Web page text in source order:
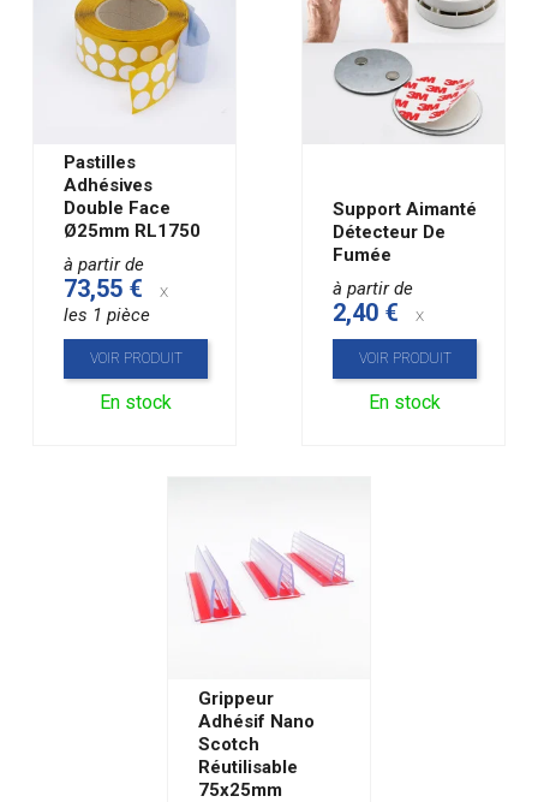
Pastilles
Adhésives
Double Face
Ø25mm RL1750
à partir de
73,55 €
x
les 1 pièce
VOIR PRODUIT
En stock
Support Aimanté
Détecteur De
Fumée
à partir de
2,40 € x
VOIR PRODUIT
En stock
Grippeur
Adhésif Nano
Scotch
Réutilisable
75x25mm